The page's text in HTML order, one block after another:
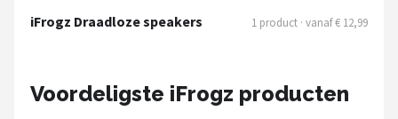
Fenton
iFrogz Draadloze speakers 1 product · vanaf € 12,99
Voordeligste iFrogz producten